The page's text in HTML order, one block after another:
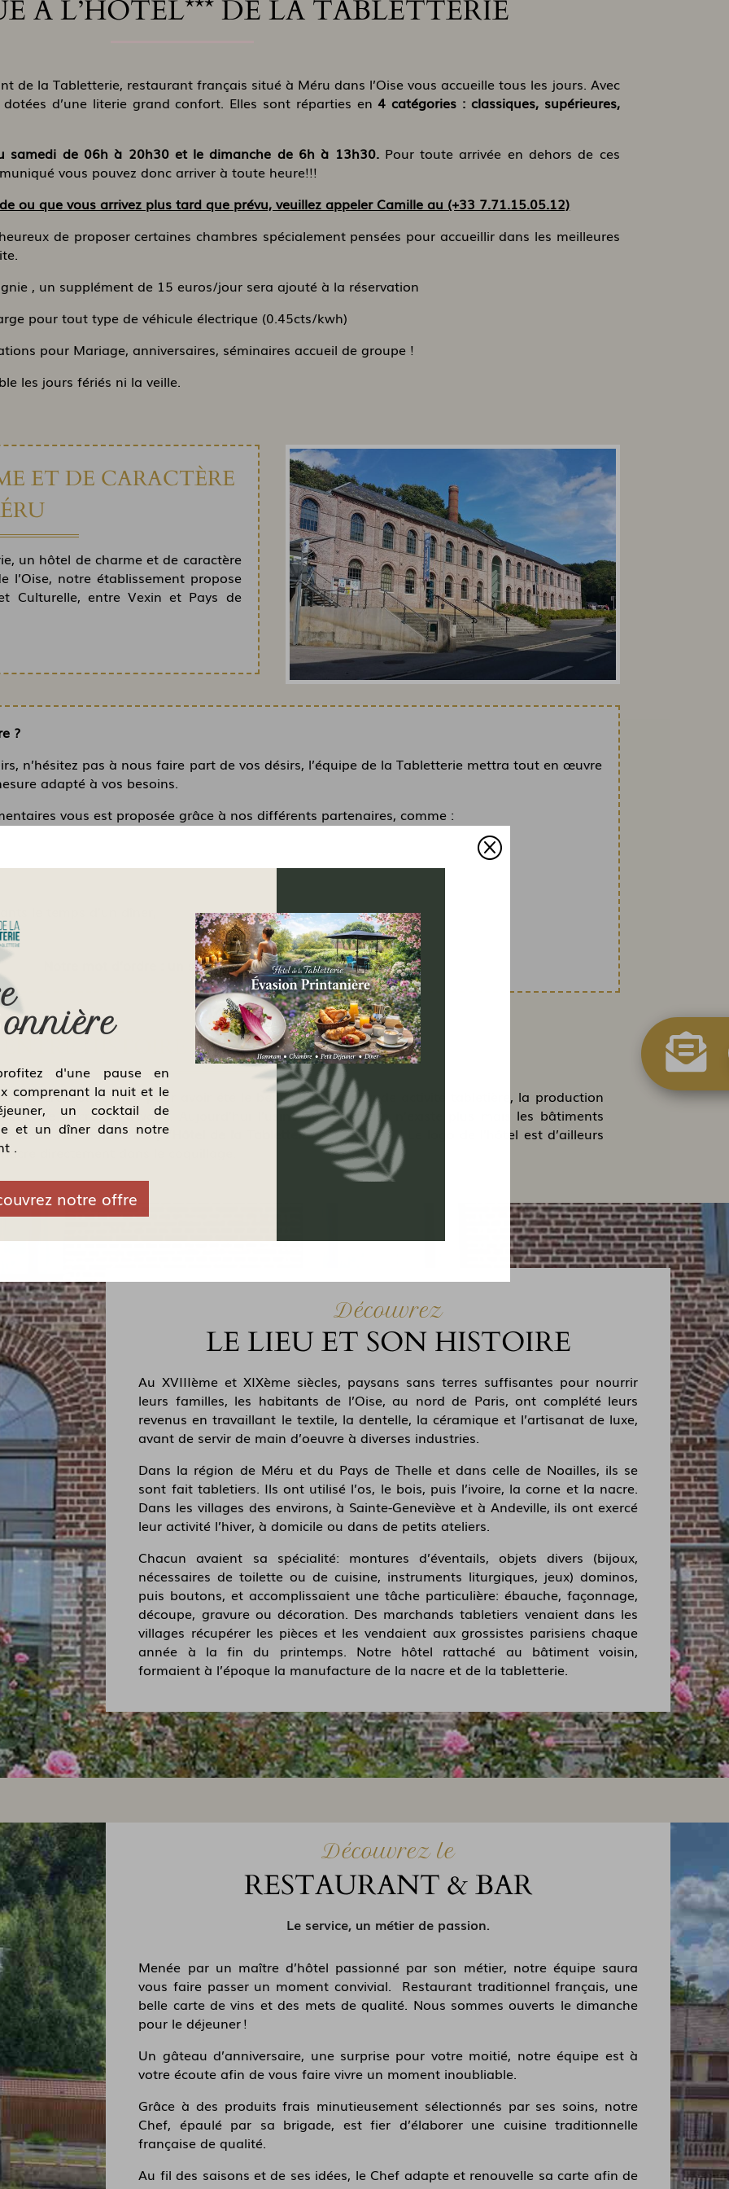

À L’HÔTEL*** DE LA TABLETTERIE
de la Tabletterie, restaurant français situé à Méru dans l’Oise vous accueille tous les jours. Avec
d’une literie grand confort. Elles sont réparties en4 catégories : classiques, supérieures,
samedi de 06h à 20h30 et le dimanche de 6h à 13h30.Pour toute arrivée en dehors de ces
vous pouvez donc arriver à toute heure!!!
ou que vous arrivez plus tard que prévu, veuillez appeler Camille au (+33 7.71.15.05.12)
de proposer certaines chambres spécialement pensées pour accueillir dans les meilleures
, un supplément de 15 euros/jour sera ajouté à la réservation
pour tout type de véhicule électrique (0.45cts/kwh)
pour Mariage, anniversaires, séminaires accueil de groupe !
les jours fériés ni la veille.
ET DE CARACTÈRE
un hôtel de charme et de caractère
l’Oise, notre établissement propose
Culturelle, entre Vexin et Pays de
?
n’hésitez pas à nous faire part de vos désirs, l’équipe de la Tabletterie mettra tout en œuvre
adapté à vos besoins.
vous est proposée grâce à nos différents partenaires, comme :
le temps d’un dîner,
Notre mot d’ordre : un service personnalisé !
ENTRE HISTOIRE ET MODERNITÉ
Nacre, est connue pour avoir été le berceau d’une grande activité tabletière, la production
de nacre ou d’ivoire. Aujourd’hui l’usine de tabletterie n’existe plus mais les bâtiments
de la Nacre dans l’un, l’Hôtel de la Tabletterie dans l’autre ! Le logo de l’hôtel est d’ailleurs
directement dans le coquillage.
Découvrez
LE LIEU ET SON HISTOIRE
Au XVIIIème et XIXème siècles, paysans sans terres suffisantes pour nourrir
leurs familles, les habitants de l’Oise, au nord de Paris, ont complété leurs
revenus en travaillant le textile, la dentelle, la céramique et l’artisanat de luxe,
avant de servir de main d’oeuvre à diverses industries.
Dans la région de Méru et du Pays de Thelle et dans celle de Noailles, ils se
sont fait tabletiers. Ils ont utilisé l’os, le bois, puis l’ivoire, la corne et la nacre.
Dans les villages des environs, à Sainte-Geneviève et à Andeville, ils ont exercé
leur activité l’hiver, à domicile ou dans de petits ateliers.
Chacun avaient sa spécialité: montures d’éventails, objets divers (bijoux,
nécessaires de toilette ou de cuisine, instruments liturgiques, jeux) dominos,
puis boutons, et accomplissaient une tâche particulière: ébauche, façonnage,
découpe, gravure ou décoration. Des marchands tabletiers venaient dans les
villages récupérer les pièces et les vendaient aux grossistes parisiens chaque
année à la fin du printemps. Notre hôtel rattaché au bâtiment voisin,
formaient à l’époque la manufacture de la nacre et de la tabletterie.
Découvrez le
RESTAURANT & BAR
Le service, un métier de passion.
Menée par un maître d’hôtel passionné par son métier, notre équipe saura
vous faire passer un moment convivial. Restaurant traditionnel français, une
belle carte de vins et des mets de qualité. Nous sommes ouverts le dimanche
pour le déjeuner !
Un gâteau d’anniversaire, une surprise pour votre moitié, notre équipe est à
votre écoute afin de vous faire vivre un moment inoubliable.
Grâce à des produits frais minutieusement sélectionnés par ses soins, notre
Chef, épaulé par sa brigade, est fier d’élaborer une cuisine traditionnelle
française de qualité.
Au fil des saisons et de ses idées, le Chef adapte et renouvelle sa carte afin de
Q
d'une pause en
comprenant la nuit et le
un cocktail de
et un dîner dans notre
.
notre offre